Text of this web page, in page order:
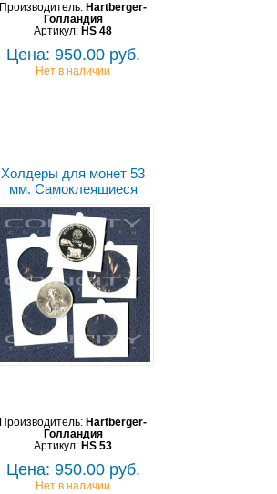
Производитель: Hartberger-
Голландия
Артикул: HS 48
Цена: 950.00 руб.
Нет в наличии
Холдеры для монет 53
мм. Самоклеящиеся
Производитель: Hartberger-
Голландия
Артикул: HS 53
Цена: 950.00 руб.
Нет в наличии